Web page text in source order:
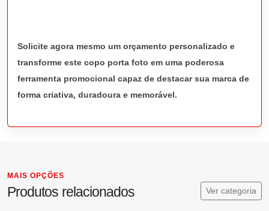
Solicite agora mesmo um orçamento personalizado e
transforme este copo porta foto em uma poderosa
ferramenta promocional capaz de destacar sua marca de
forma criativa, duradoura e memorável.
MAIS OPÇÕES
Produtos relacionados Ver categoria